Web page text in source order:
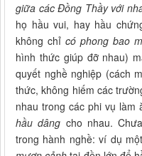
giữa các Đồng Thầy với
họ hầu vui, hay hầu
không chỉ có phong bao
hình thức giúp đỡ nhau)
quyết nghề nghiệp (cách
thức, không hiếm các
nhau trong các phi vụ
hầu dâng cho nhau.
trong hành nghề: ví dụ